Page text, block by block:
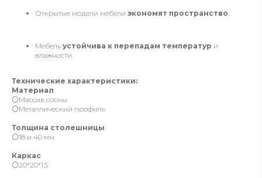
Открытые модели мебели экономят пространство
Мебель устойчива к перепадам температур и
влажности.
Технические характеристики:
Материал
⚪️Массив сосны
⚪️Металлический профиль
Толщина столешницы
⚪️18 и 40 мм
Каркас
⚪️20*20*1,5